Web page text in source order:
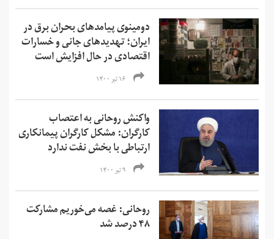
دومینوی پیامدهای بحران برق در
ایران؛ تهدیدهای جانی و خسارات
اقتصادی در حال افزایش است
۱۶ تیر ۱۴۰۰
واکنش روحانی به اعتصاب
کارگران: مشکل کارگران پیمانکاری
ارتباطی با بخش نفت ندارد
۹ تیر ۱۴۰۰
روحانی: غصه می‌خوریم مشارکت
۴۸ درصد شد